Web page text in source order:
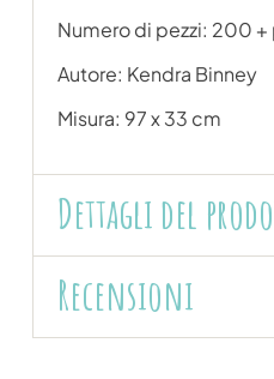
Numero di pezzi: 200
Autore: Kendra Binney
Misura: 97 x 33 cm
Dettagli del
Recensioni